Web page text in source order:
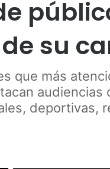
su
que más
audiencias
deportivas,